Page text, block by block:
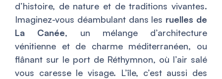
d’histoire, de nature et de traditions vivantes.
Imaginez-vous déambulant dans les ruelles de
La Canée, un mélange d’architecture
vénitienne et de charme méditerranéen, ou
flânant sur le port de Réthymnon, où l’air salé
vous caresse le visage. L’île, c’est aussi des